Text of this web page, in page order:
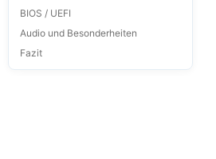
BIOS / UEFI
Audio und Besonderheiten
Fazit